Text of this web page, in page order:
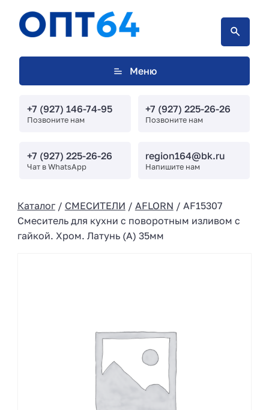
Меню
+7 (927) 146-74-95
Позвоните нам
+7 (927) 225-26-26
Позвоните нам
+7 (927) 225-26-26
Чат в WhatsApp
region164@bk.ru
Напишите нам
Каталог/ СМЕСИТЕЛИ / AFLORN / AF15307
Смеситель для кухни с поворотным изливом с
гайкой. Хром. Латунь (А) 35мм